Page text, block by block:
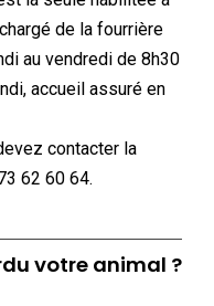
de la fourrière
au vendredi de 8h30
accueil assuré en
contacter la
62 60 64.
votre animal ?